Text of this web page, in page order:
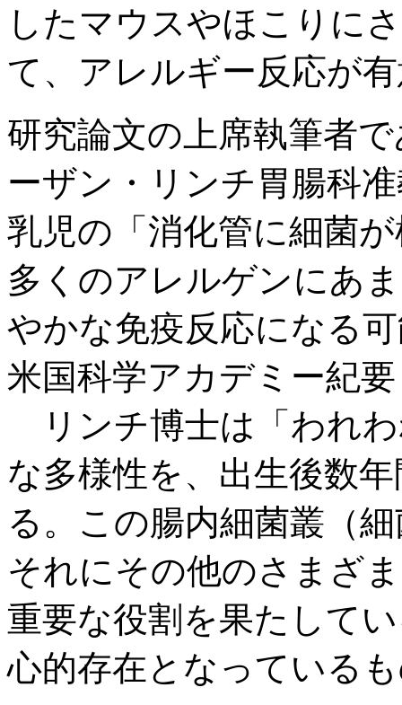
したマウスやほこりに
て、アレルギー反応が
研究論文の上席執筆者
ーザン・リンチ胃腸科
乳児の「消化管に細菌
多くのアレルゲンにあ
やかな免疫反応になる
米国科学アカデミー紀
リンチ博士は「われ
な多様性を、出生後数
る。この腸内細菌叢（
それにその他のさまざ
重要な役割を果たして
心的存在となっている